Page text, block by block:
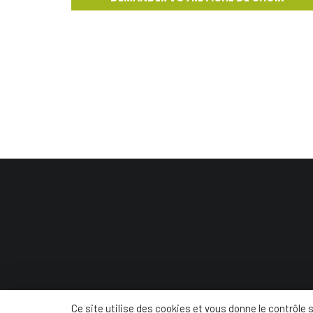
©
Ce site utilise des cookies et vous donne le contrôle